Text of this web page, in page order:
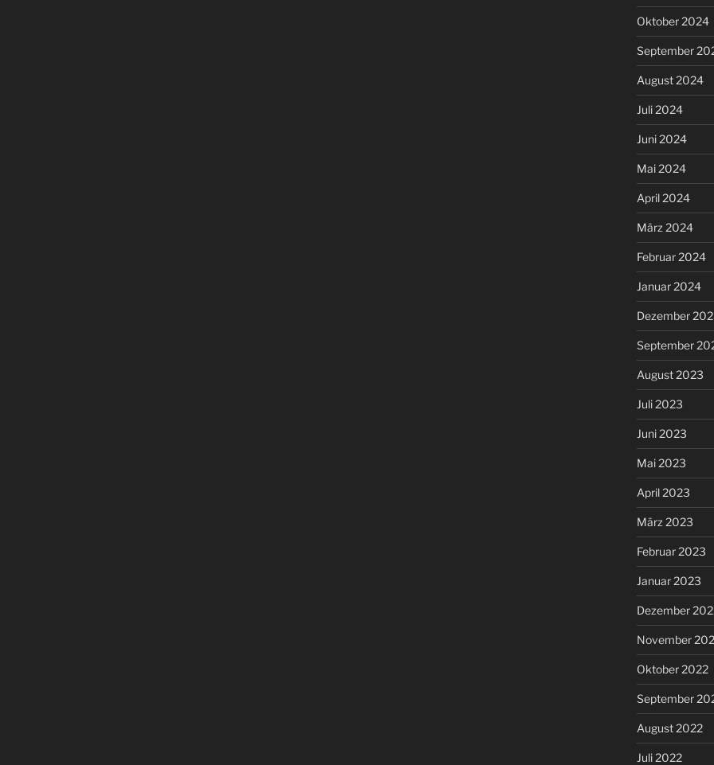
Oktober 2024
September
August 2024
Juli 2024
Juni 2024
Mai 2024
April 2024
März 2024
Februar 2024
Januar 2024
Dezember
September
August 2023
Juli 2023
Juni 2023
Mai 2023
April 2023
März 2023
Februar 2023
Januar 2023
Dezember
November
Oktober 2022
September
August 2022
Juli 2022